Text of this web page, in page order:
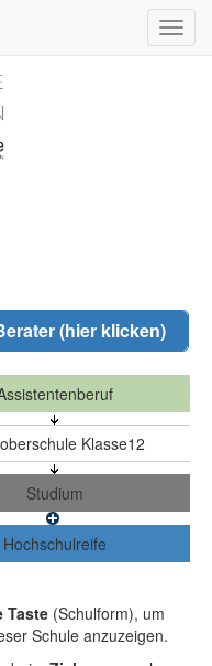
(hier klicken)
Taste(Schulform), um
Schule anzuzeigen.